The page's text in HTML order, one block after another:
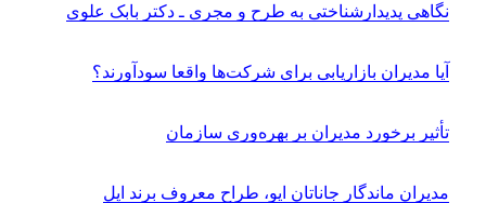
ا
ش
نگاهی پدیدار‌شناختی به طرح و مجری ـ دکتر بابک علوی
آیا مدیران بازاریابی برای شرکت‌ها واقعا سودآورند؟
تأثیر برخورد مدیران بر بهره‌وری سازمان
مدیران ماندگار جاناتان ایو، طراح معروف برند اپل